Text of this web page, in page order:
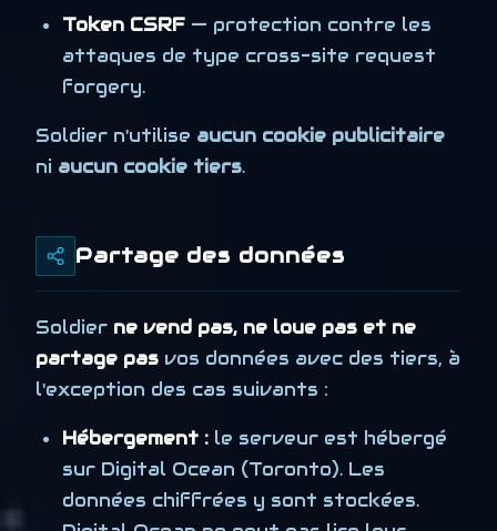
Token CSRF — protection contre les
attaques de type cross-site request
forgery.
Soldier n'utilise aucun cookie publicitaire
ni aucun cookie tiers.
Partage des données
Soldier ne vend pas, ne loue pas et ne
partage pas vos données avec des tiers, à
l'exception des cas suivants :
Hébergement : le serveur est hébergé
sur Digital Ocean (Toronto). Les
données chiffrées y sont stockées.